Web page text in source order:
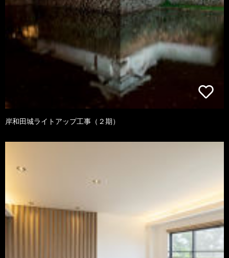
岸和田城ライトアップ工事（２期）